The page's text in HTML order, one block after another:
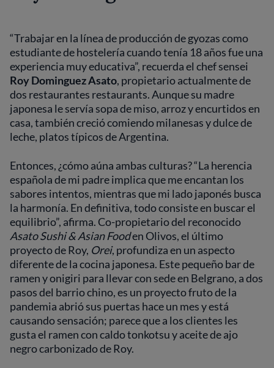
“Trabajar en la línea de producción de gyozas como
estudiante de hostelería cuando tenía 18 años fue una
experiencia muy educativa”, recuerda el chef sensei
Roy Dominguez Asato, propietario actualmente de
dos restaurantes restaurants. Aunque su madre
japonesa le servía sopa de miso, arroz y encurtidos en
casa, también creció comiendo milanesas y dulce de
leche, platos típicos de Argentina.
Entonces, ¿cómo aúna ambas culturas? “La herencia
española de mi padre implica que me encantan los
sabores intentos, mientras que mi lado japonés busca
la harmonía. En definitiva, todo consiste en buscar el
equilibrio”, afirma. Co-propietario del reconocido
Asato Sushi & Asian Fooden Olivos, el último
proyecto de Roy, Orei, profundiza en un aspecto
diferente de la cocina japonesa. Este pequeño bar de
ramen y onigiri para llevar con sede en Belgrano, a dos
pasos del barrio chino, es un proyecto fruto de la
pandemia abrió sus puertas hace un mes y está
causando sensación; parece que a los clientes les
gusta el ramen con caldo tonkotsu y aceite de ajo
negro carbonizado de Roy.